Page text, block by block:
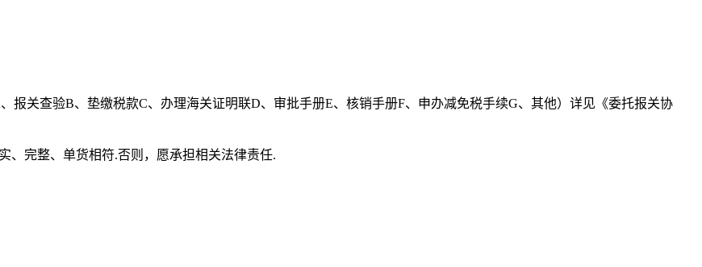
关查验B、垫缴税款C、办理海关证明联D、审批手册E、核销手册F、申办减免税手续G、其他）详见《委托报关协
、完整、单货相符.否则，愿承担相关法律责任.